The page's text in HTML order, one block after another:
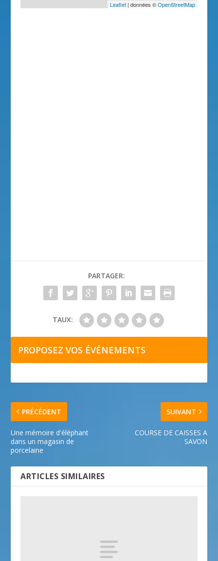
Leaflet| données ©OpenStreetMap
PARTAGER:
TAUX:
PROPOSEZ VOS ÉVÉNEMENTS
PRÉCÉDENT
Une mémoire d'éléphant
dans un magasin de
porcelaine
SUIVANT
COURSE DE CAISSES A
SAVON
ARTICLES SIMILAIRES